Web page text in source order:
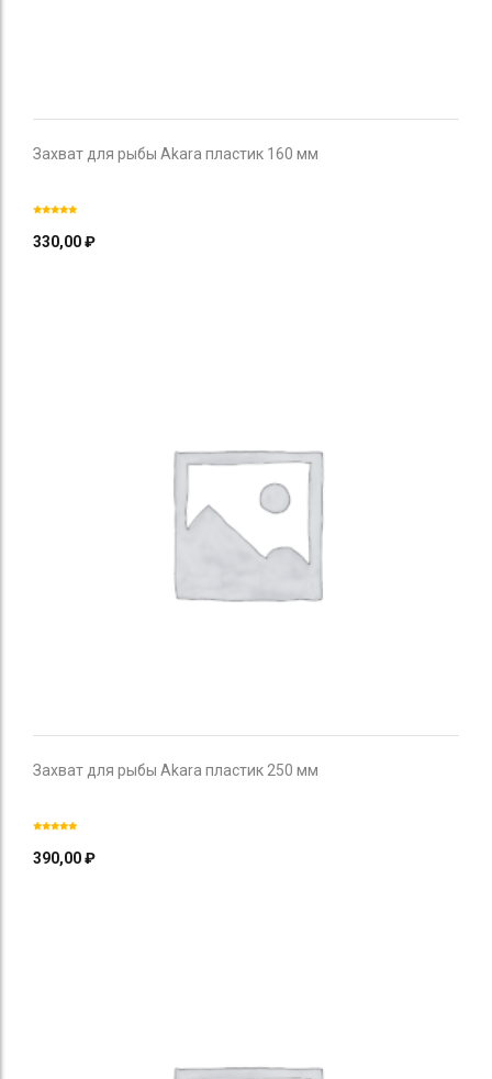
Захват для рыбы Akara пластик 160 мм
330,00₽
Захват для рыбы Akara пластик 250 мм
390,00₽